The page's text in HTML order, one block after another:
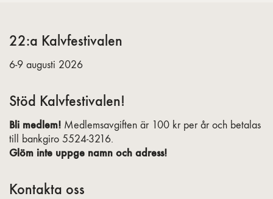
22:a Kalvfestivalen
6-9 augusti 2026
Stöd Kalvfestivalen!
Bli medlem! Medlemsavgiften är 100 kr per år och betalas
till bankgiro 5524-3216.
Glöm inte uppge namn och adress!
Kontakta oss